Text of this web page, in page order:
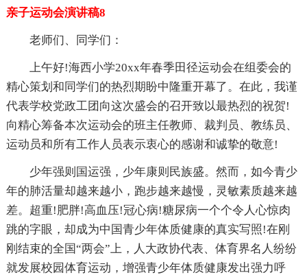
亲子运动会演讲稿8
老师们、同学们：
上午好!海西小学20xx年春季田径运动会在组委会的
精心策划和同学们的热烈期盼中隆重开幕了。在此，我谨
代表学校党政工团向这次盛会的召开致以最热烈的祝贺!
向精心筹备本次运动会的班主任教师、裁判员、教练员、
运动员和所有工作人员表示衷心的感谢和诚挚的敬意!
少年强则国运强，少年康则民族盛。然而，如今青少
年的肺活量却越来越小，跑步越来越慢，灵敏素质越来越
差。超重!肥胖!高血压!冠心病!糖尿病一个个令人心惊肉
跳的字眼，却成为中国青少年体质健康的真实写照!在刚
刚结束的全国“两会”上，人大政协代表、体育界名人纷纷
就发展校园体育运动，增强青少年体质健康发出强力呼